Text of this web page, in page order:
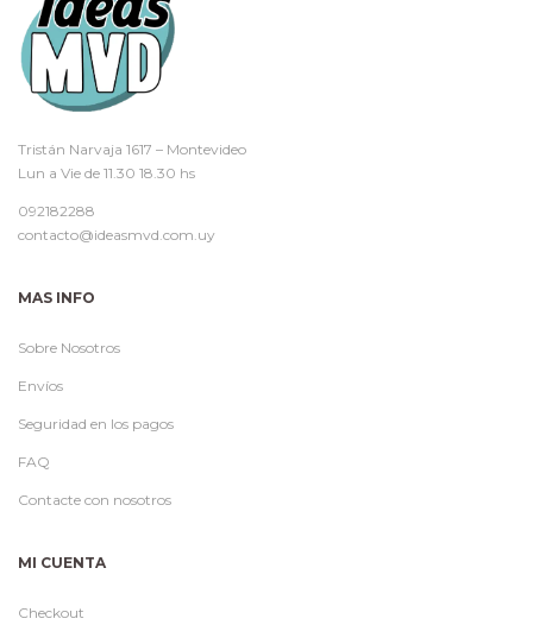
Tristán Narvaja 1617 – Montevideo
Lun a Vie de 11.30 18.30 hs
092182288
contacto@ideasmvd.com.uy
MAS INFO
Sobre Nosotros
Envíos
Seguridad en los pagos
FAQ
Contacte con nosotros
MI CUENTA
Checkout